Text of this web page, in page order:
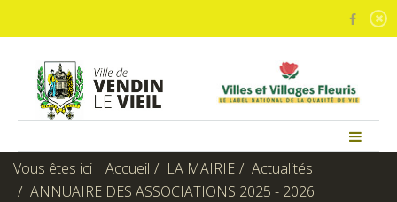
Vous êtes ici : Accueil LA MAIRIE
Actualités
ANNUAIRE DES ASSOCIATIONS 2025 - 2026